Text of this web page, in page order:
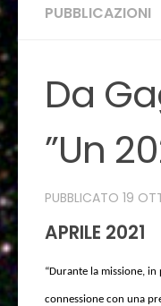
PUBBLICAZIONI
Da
”Un
PUBBLICATO 19
APRILE 2021
“Durante la missione,
connessione con una